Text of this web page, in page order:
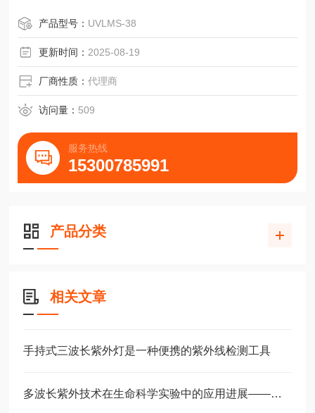
波，中波和短波）为满足你的各种测试需要。坚固的外壳促
使了使用率高。UVABC-38L手持紫外灯是重量轻，易于手持
或结合支架免提操作。内置反射板增强紫外强度。
产品型号： UVLMS-38
更新时间： 2025-08-19
厂商性质：代理商
访问量： 509
服务热线
15300785991
产品分类
相关文章
手持式三波长紫外灯是一种便携的紫外线检测工具
多波长紫外技术在生命科学实验中的应用进展——从细胞辐照到角膜交联